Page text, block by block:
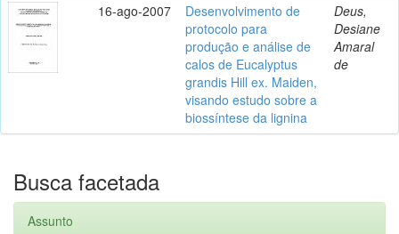
16-ago-2007
Desenvolvimento de
protocolo para
produção e análise de
calos de Eucalyptus
grandis Hill ex. Maiden,
visando estudo sobre a
biossíntese da lignina
Deus,
Desiane
Amaral
de
Busca facetada
Assunto